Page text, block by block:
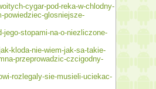
cygar-pod-reka-w-chlodny-
powiedziec-glosniejsze-
jego-stopami-na-o-niezliczone-
kloda-nie-wiem-jak-sa-takie-
przeprowadzic-czcigodny-
rozlegaly-sie-musieli-uciekac-